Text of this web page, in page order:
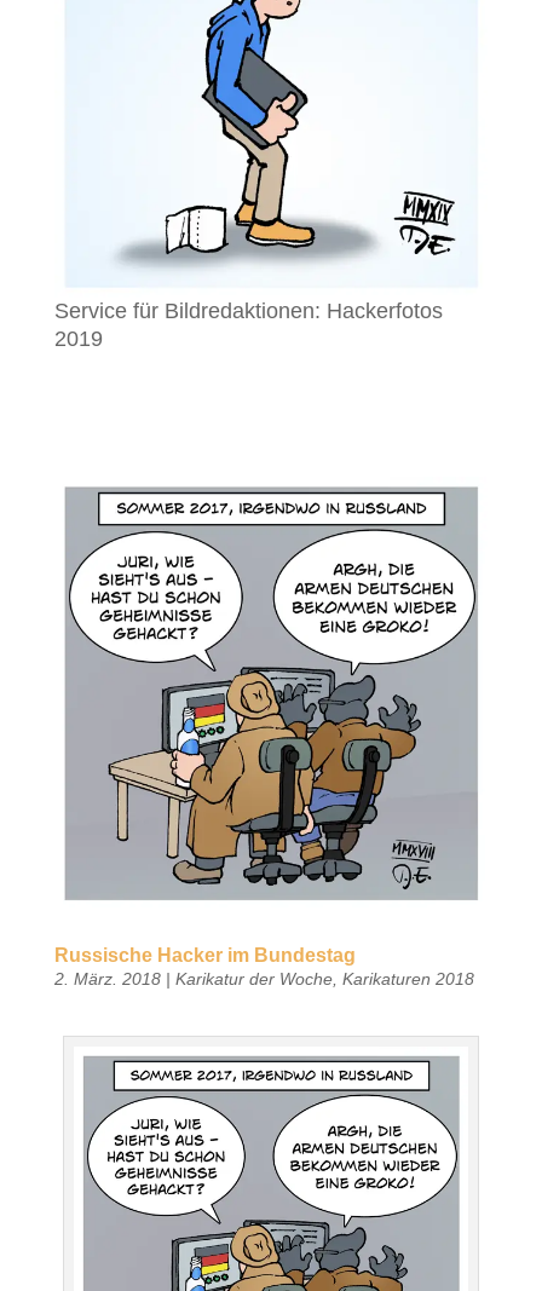
Service für Bildredaktionen: Hackerfotos
2019
Russische Hacker im Bundestag
2. März. 2018| Karikatur der Woche, Karikaturen 2018